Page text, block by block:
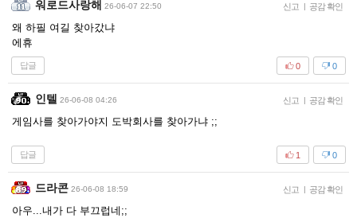
워로드사랑해 26-06-07 22:50 신고 | 공감 확인
왜 하필 여길 찾아갔냐
에휴
답글 0
0
인텔 26-06-08 04:26 신고 | 공감 확인
게임사를 찾아가야지 도박회사를 찾아가냐 ;;
답글 0
1
드라콘 26-06-08 18:59 신고 | 공감 확인
아우...내가 다 부끄럽네;;